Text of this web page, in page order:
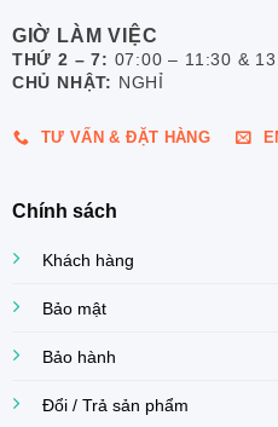
GIỜ LÀM VIỆC
THỨ 2 – 7: 07:00 – 11:30 &
CHỦ NHẬT: NGHỈ
TƯ VẤN & ĐẶT HÀNG
Chính sách
Khách hàng
Bảo mật
Bảo hành
Đổi / Trả sản phẩm